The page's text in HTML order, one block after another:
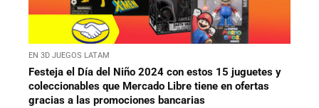
EN 3D JUEGOS LATAM
Festeja el Día del Niño 2024 con estos 15 juguetes y
coleccionables que Mercado Libre tiene en ofertas
gracias a las promociones bancarias